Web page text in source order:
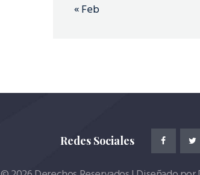
« Feb
Redes Sociales